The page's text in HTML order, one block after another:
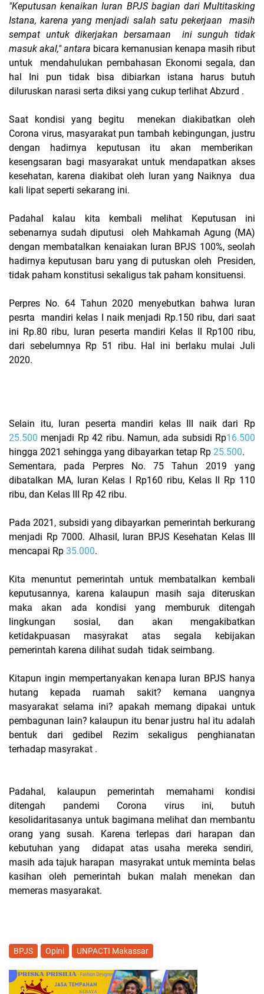
"Keputusan kenaikan Iuran BPJS bagian dari Multitasking
Istana, karena yang menjadi salah satu pekerjaan masih
sempat untuk dikerjakan bersamaan ini sunguh tidak
masuk akal," antara bicara kemanusian kenapa masih ribut
untuk mendahulukan pembahasan Ekonomi segala, dan
hal Ini pun tidak bisa dibiarkan istana harus butuh
diluruskan narasi serta diksi yang cukup terlihat Abzurd .
Saat kondisi yang begitu menekan diakibatkan oleh
Corona virus, masyarakat pun tambah kebingungan, justru
dengan hadirnya keputusan itu akan memberikan
kesengsaran bagi masyarakat untuk mendapatkan akses
kesehatan, karena diakibat oleh Iuran yang Naiknya dua
kali lipat seperti sekarang ini.
Padahal kalau kita kembali melihat Keputusan ini
sebenarnya sudah diputusi oleh Mahkamah Agung (MA)
dengan membatalkan kenaiakan Iuran BPJS 100%, seolah
hadirnya keputusan baru yang di putuskan oleh Presiden,
tidak paham konstitusi sekaligus tak paham konsituensi.
Perpres No. 64 Tahun 2020 menyebutkan bahwa Iuran
pesrta mandiri kelas I naik menjadi Rp.150 ribu, dari saat
ini Rp.80 ribu, Iuran peserta mandiri Kelas II Rp100 ribu,
dari sebelumnya Rp 51 ribu. Hal ini berlaku mulai Juli
2020.
Selain itu, Iuran peserta mandiri kelas III naik dari Rp
25.500 menjadi Rp 42 ribu. Namun, ada subsidi Rp16.500
hingga 2021 sehingga yang dibayarkan tetap Rp 25.500.
Sementara, pada Perpres No. 75 Tahun 2019 yang
dibatalkan MA, Iuran Kelas I Rp160 ribu, Kelas II Rp 110
ribu, dan Kelas III Rp 42 ribu.
Pada 2021, subsidi yang dibayarkan pemerintah berkurang
menjadi Rp 7000. Alhasil, Iuran BPJS Kesehatan Kelas III
mencapai Rp 35.000.
Kita menuntut pemerintah untuk membatalkan kembali
keputusannya, karena kalaupun masih saja diteruskan
maka akan ada kondisi yang memburuk ditengah
lingkungan sosial, dan akan mengakibatkan
ketidakpuasan masyrakat atas segala kebijakan
pemerintah karena dilihat sudah tidak seimbang.
Kitapun ingin mempertanyakan kenapa Iuran BPJS hanya
hutang kepada ruamah sakit? kemana uangnya
masyarakat selama ini? apakah memang dipakai untuk
pembagunan lain? kalaupun itu benar justru hal itu adalah
bentuk dari gedibel Rezim sekaligus penghianatan
terhadap masyrakat .
Padahal, kalaupun pemerintah memahami kondisi
ditengah pandemi Corona virus ini, butuh
kesolidaritasanya untuk bagimana melihat dan membantu
orang yang susah. Karena terlepas dari harapan dan
kebutuhan yang didapat atas usaha mereka sendiri,
masih ada tajuk harapan masyrakat untuk meminta belas
kasihan oleh pemerintah bukan malah menekan dan
memeras masyarakat.
BPJS Opini UNPACTI Makassar